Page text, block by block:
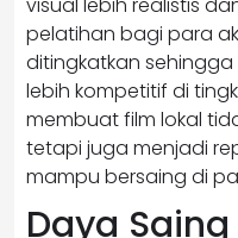
visual lebih realistis
pelatihan bagi para
ditingkatkan
lebih kompetitif di
membuat film lokal
tetapi juga menjadi
mampu bersaing di
Daya